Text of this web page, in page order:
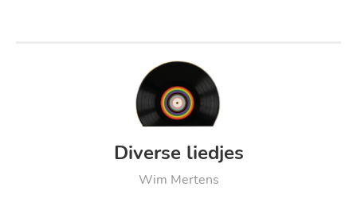
Diverse liedjes
Wim Mertens